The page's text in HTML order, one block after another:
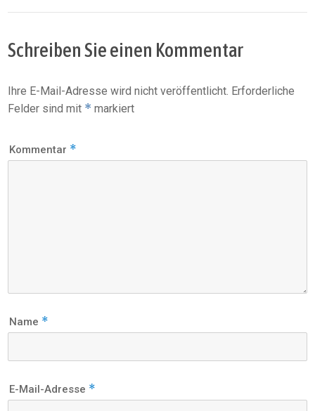
Schreiben Sie einen Kommentar
Ihre E-Mail-Adresse wird nicht veröffentlicht. Erforderliche
Felder sind mit * markiert
Kommentar *
Name *
E-Mail-Adresse *